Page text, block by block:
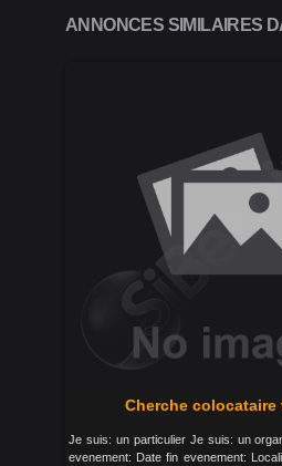
ANNONCES SIMILAIRES
Cherche colocataire
Je suis: un particulier Je suis: un
evenement: Date fin evenement: